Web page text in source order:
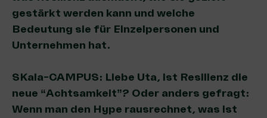
gestärkt werden kann und welche
Bedeutung sie für Einzelpersonen und
Unternehmen hat.
SKala-CAMPUS: Liebe Uta, ist Resilienz die
neue “Achtsamkeit”? Oder anders gefragt:
Wenn man den Hype rausrechnet, was ist